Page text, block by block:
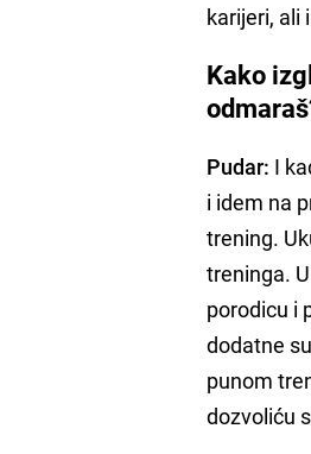
karijeri, ali
Kako
Pudar: I
i idem na
trening.
treninga.
porodicu i
dodatne
punom
dozvoliću